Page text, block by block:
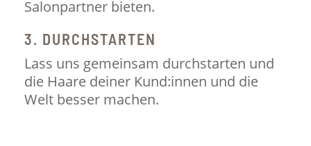
Salonpartner bieten.
3. DURCHSTARTEN
Lass uns gemeinsam durchstarten und
die Haare deiner Kund:innen und die
Welt besser machen.